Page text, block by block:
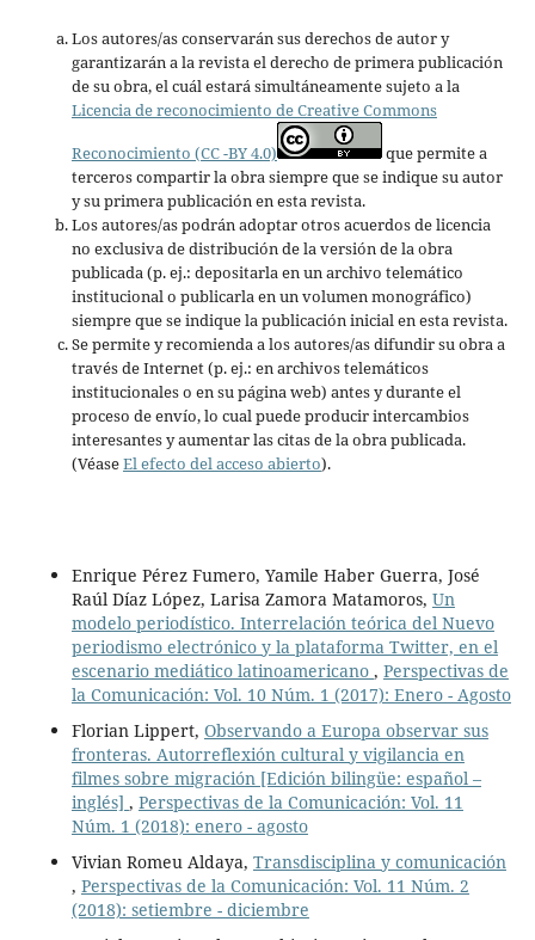
Los autores/as conservarán sus derechos de autor y
garantizarán a la revista el derecho de primera publicación
de su obra, el cuál estará simultáneamente sujeto a la
Licencia de reconocimiento de Creative Commons
Reconocimiento (CC -BY 4.0)
que permite a
terceros compartir la obra siempre que se indique su autor
y su primera publicación en esta revista.
Los autores/as podrán adoptar otros acuerdos de licencia
no exclusiva de distribución de la versión de la obra
publicada (p. ej.: depositarla en un archivo telemático
institucional o publicarla en un volumen monográfico)
siempre que se indique la publicación inicial en esta revista.
Se permite y recomienda a los autores/as difundir su obra a
través de Internet (p. ej.: en archivos telemáticos
institucionales o en su página web) antes y durante el
proceso de envío, lo cual puede producir intercambios
interesantes y aumentar las citas de la obra publicada.
(VéaseEl efecto del acceso abierto).
Enrique Pérez Fumero, Yamile Haber Guerra, José
Raúl Díaz López, Larisa Zamora Matamoros, Un
modelo periodístico. Interrelación teórica del Nuevo
periodismo electrónico y la plataforma Twitter, en el
escenario mediático latinoamericano , Perspectivas de
la Comunicación: Vol. 10 Núm. 1 (2017): Enero - Agosto
Florian Lippert, Observando a Europa observar sus
fronteras. Autorreflexión cultural y vigilancia en
filmes sobre migración [Edición bilingüe: español –
inglés] , Perspectivas de la Comunicación: Vol. 11
Núm. 1 (2018): enero - agosto
Vivian Romeu Aldaya, Transdisciplina y comunicación
, Perspectivas de la Comunicación: Vol. 11 Núm. 2
(2018): setiembre - diciembre